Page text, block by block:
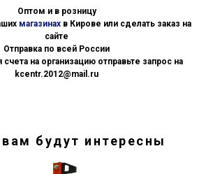
Оптом и в розницу
магазинах в Кирове или сделать заказ на
сайте
Отправка по всей России
на организацию отправьте запрос на
kcentr.2012@mail.ru
будут интересны